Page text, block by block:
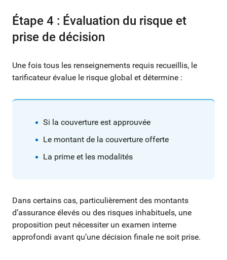
Étape 4 : Évaluation du risque et
prise de décision
Une fois tous les renseignements requis recueillis, le
tarificateur évalue le risque global et détermine :
Si la couverture est approuvée
Le montant de la couverture offerte
La prime et les modalités
Dans certains cas, particulièrement des montants
d’assurance élevés ou des risques inhabituels, une
proposition peut nécessiter un examen interne
approfondi avant qu’une décision finale ne soit prise.